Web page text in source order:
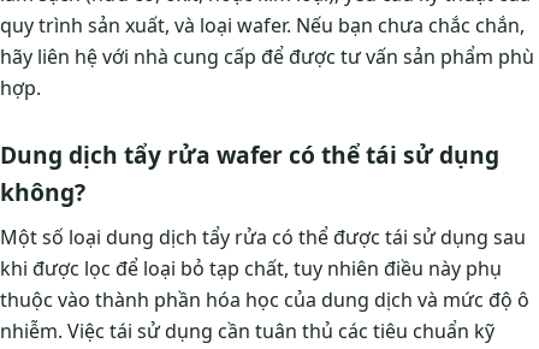
quy trình sản xuất, và loại wafer. Nếu bạn chưa chắc chắn,
hãy liên hệ với nhà cung cấp để được tư vấn sản phẩm phù
hợp.
Dung dịch tẩy rửa wafer có thể tái sử dụng
không?
Một số loại dung dịch tẩy rửa có thể được tái sử dụng sau
khi được lọc để loại bỏ tạp chất, tuy nhiên điều này phụ
thuộc vào thành phần hóa học của dung dịch và mức độ ô
nhiễm. Việc tái sử dụng cần tuân thủ các tiêu chuẩn kỹ